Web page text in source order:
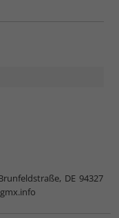
DE 94327